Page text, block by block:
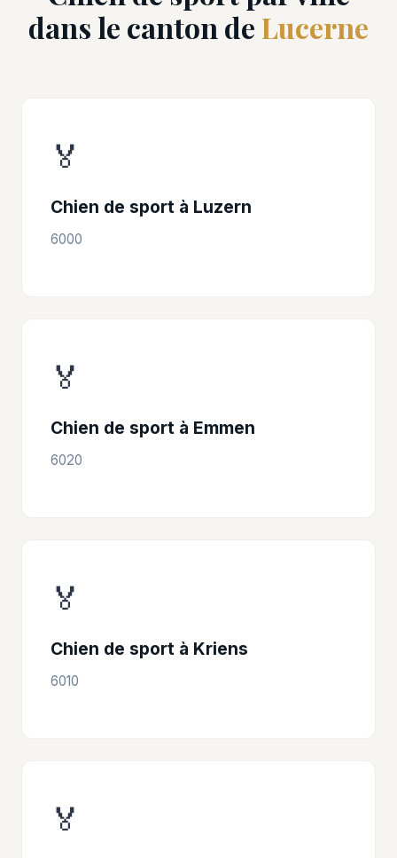
dans le canton deLucerne
🏅
Chien de sport à Luzern
6000
🏅
Chien de sport à Emmen
6020
🏅
Chien de sport à Kriens
6010
🏅